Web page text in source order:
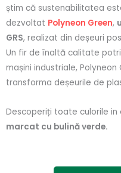
știm că sustenabilitatea
dezvoltat Polyneon Green,
GRS, realizat din deșeuri
Un fir de înaltă calitate
mașini industriale,
transforma deșeurile de
Descoperiți toate culorile
marcat cu bulină verde.